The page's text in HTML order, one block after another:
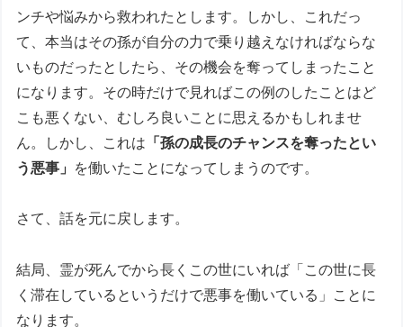
ンチや悩みから救われたとします。しかし、これだっ
て、本当はその孫が自分の力で乗り越えなければならな
いものだったとしたら、その機会を奪ってしまったこと
になります。その時だけで見ればこの例のしたことはど
こも悪くない、むしろ良いことに思えるかもしれませ
ん。しかし、これは 「孫の成長のチャンスを奪ったとい
う悪事」
を働いたことになってしまうのです。
さて、話を元に戻します。
結局、霊が死んでから長くこの世にいれば「この世に長
く滞在しているというだけで悪事を働いている」ことに
なります。